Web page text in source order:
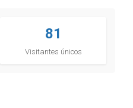
81
Visitantes únicos